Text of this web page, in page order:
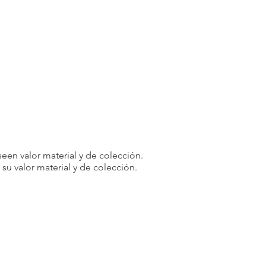
valor material y de colección.
valor material y de colección.